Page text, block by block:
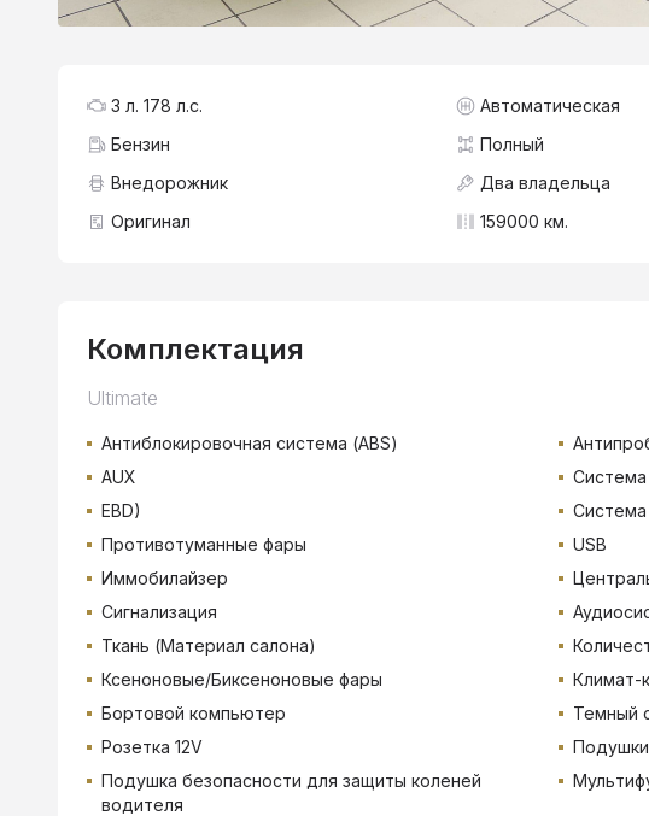
3 л. 178 л.с.
Автоматическая
Бензин
Полный
Внедорожник
Два владельца
Оригинал
159000 км.
Комплектация
Ultimate
Антиблокировочная система (ABS)
AUX
EBD)
Система
Противотуманные фары
USB
Иммобилайзер
Сигнализация
Ткань (Материал салона)
Ксеноновые/Биксеноновые фары
Климат-
Бортовой компьютер
Темный
Розетка 12V
Подушка безопасности для защиты коленей
водителя